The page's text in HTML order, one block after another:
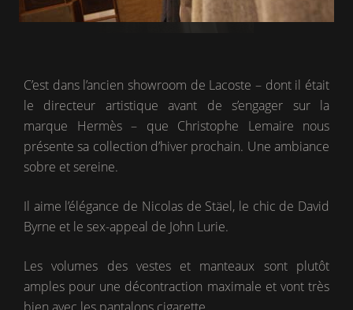
C’est dans l’ancien showroom de Lacoste – dont il était
le directeur artistique avant de s’engager sur la
marque Hermès – que Christophe Lemaire nous
présente sa collection d’hiver prochain. Une ambiance
sobre et sereine.
Il aime l’élégance de Nicolas de Stäel, le chic de David
Byrne et le sex-appeal de John Lurie.
Les volumes des vestes et manteaux sont plutôt
amples pour une décontraction maximale et vont très